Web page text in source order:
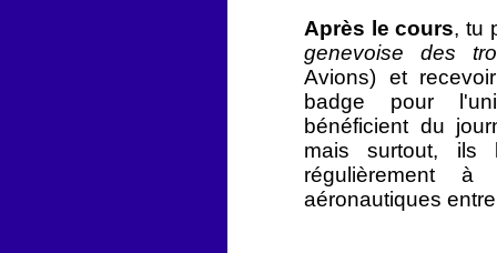
Après le cours, tu
genevoise des
Avions) et
badge pour
bénéficient du
mais surtout, ils
régulièrement à
aéronautiques